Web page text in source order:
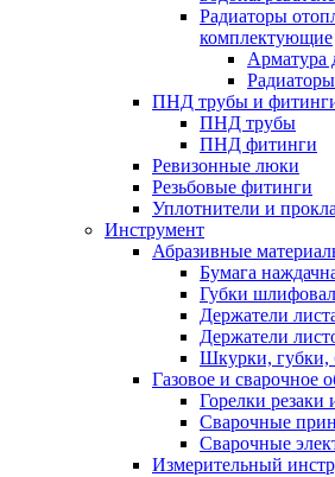
Радиаторы
комплектующие
Арматура
Радиаторы
ПНД трубы и
ПНД трубы
ПНД фитинги
Ревизонные люки
Резьбовые фитинги
Уплотнители и
Инструмент
Абразивные
Бумага
Губки
Держатели
Держатели
Шкурки, губки,
Газовое и сварочное
Горелки
Сварочные
Сварочные
Измерительный